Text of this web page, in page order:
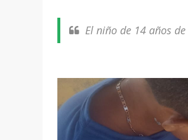
El niño de 14 años